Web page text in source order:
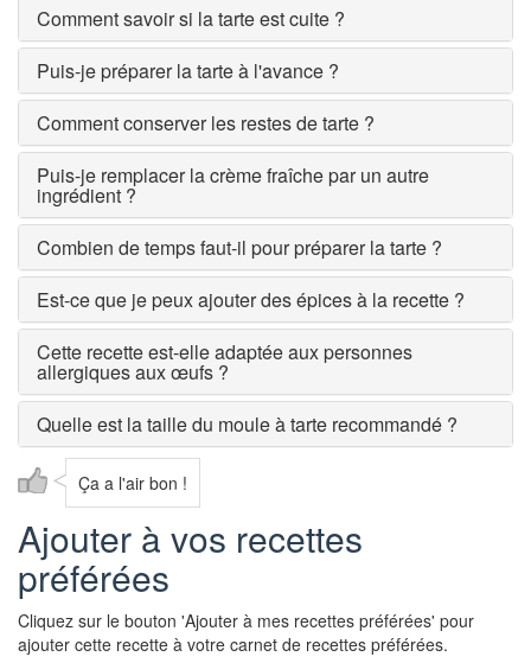
Comment savoir si la tarte est cuite ?
Puis-je préparer la tarte à l'avance ?
Comment conserver les restes de tarte ?
Puis-je remplacer la crème fraîche par un autre
ingrédient ?
Combien de temps faut-il pour préparer la tarte ?
Est-ce que je peux ajouter des épices à la recette ?
Cette recette est-elle adaptée aux personnes
allergiques aux œufs ?
Quelle est la taille du moule à tarte recommandé ?
Ça a l'air bon !
Ajouter à vos recettes
préférées
Cliquez sur le bouton 'Ajouter à mes recettes préférées' pour
ajouter cette recette à votre carnet de recettes préférées.